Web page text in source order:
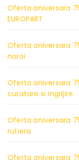
Oferta aniversara
EUROPART
Oferta aniversara
noroi
Oferta aniversara
curatare si ingrijire
Oferta aniversara
rutiera
Oferta aniversara